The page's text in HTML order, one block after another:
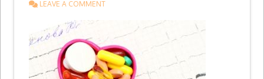
LEAVE A COMMENT